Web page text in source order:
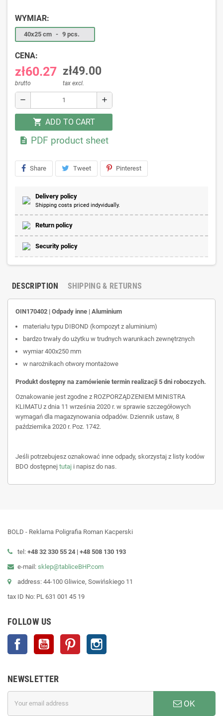
WYMIAR:
40x25 cm - 9 pcs.
CENA:
zł60.27
brutto
zł49.00
tax excl.
remove add
shopping_cart ADD TO CART
 PDF product sheet
Share Tweet Pinterest
Delivery policy
Shipping costs priced indyvidually.
Return policy
Security policy
DESCRIPTION SHIPPING & RETURNS
OIN170402 | Odpady inne | Aluminium
materiału typu DIBOND (kompozyt z aluminium)
bardzo trwały do użytku w trudnych warunkach zewnętrznych
wymiar 400x250 mm
w narożnikach otwory montażowe
Produkt dostępny na zamówienie termin realizacji 5 dni roboczych.
Oznakowanie jest zgodne z ROZPORZĄDZENIEM MINISTRA
KLIMATU z dnia 11 września 2020 r. w sprawie szczegółowych
wymagań dla magazynowania odpadów. Dziennik ustaw, 8
października 2020 r. Poz. 1742.
Jeśli potrzebujesz oznakować inne odpady, skorzystaj z listy kodów
BDO dostępnej tutaj i napisz do nas.
BOLD - Reklama Poligrafia Roman Kacperski
tel: +48 32 330 55 24 | +48 508 130 193
e-mail: sklep@tabliceBHP.com
address: 44-100 Gliwice, Sowińskiego 11
tax ID No: PL 631 001 45 19
FOLLOW US
Facebook YouTube Pinterest
NEWSLETTER
OK